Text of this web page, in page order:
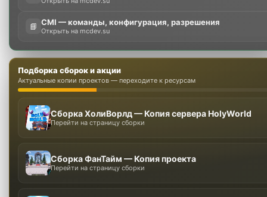
📘 CMI — команды, конфигурация, разрешения
Открыть на mcdev.su
Подборка сборок и акции
Актуальные копии проектов — переходите к ресурсам
Сборка ХолиВорлд — Копия сервера HolyWorld
Перейти на страницу сборки
Сборка ФанТайм — Копия проекта
Перейти на страницу сборки